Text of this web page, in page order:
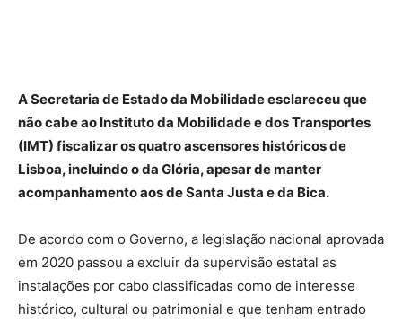
A Secretaria de Estado da Mobilidade esclareceu que
não cabe ao Instituto da Mobilidade e dos Transportes
(IMT) fiscalizar os quatro ascensores históricos de
Lisboa, incluindo o da Glória, apesar de manter
acompanhamento aos de Santa Justa e da Bica.
De acordo com o Governo, a legislação nacional aprovada
em 2020 passou a excluir da supervisão estatal as
instalações por cabo classificadas como de interesse
histórico, cultural ou patrimonial e que tenham entrado